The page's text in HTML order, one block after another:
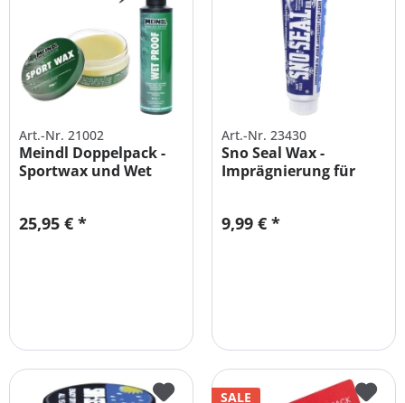
Art.-Nr. 21002
Meindl Doppelpack -
Sportwax und Wet
25,95 € *
Art.-Nr. 23430
Sno Seal Wax -
Imprägnierung für
9,99 € *
SALE